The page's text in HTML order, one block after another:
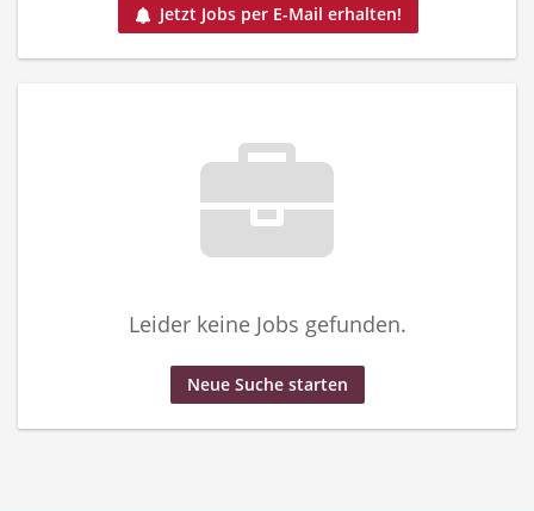
Jetzt Jobs per E-Mail erhalten!
Leider keine Jobs gefunden.
Neue Suche starten